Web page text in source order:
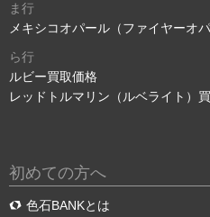
ま行
メキシコオパール（ファイヤーオ
ら行
ルビー買取価格
レッドトルマリン（ルベライト）
初めての方へ
色石BANKとは